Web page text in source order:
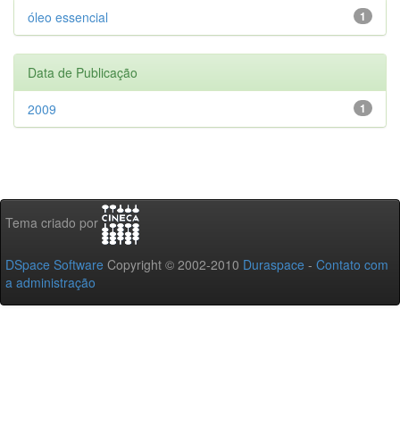
1
óleo essencial
Data de Publicação
1
2009
Tema criado por
DSpace Software Copyright © 2002-2010 Duraspace - Contato com
a administração